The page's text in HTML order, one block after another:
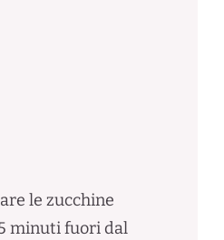
le zucchine
minuti fuori dal